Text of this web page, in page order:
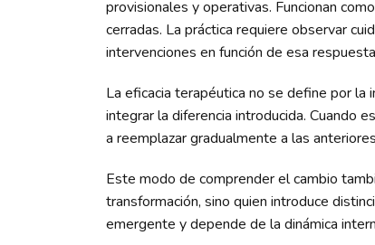
provisionales y operativas. Funcionan
cerradas. La práctica requiere observar
intervenciones en función de esa
La eficacia terapéutica no se define por la
integrar la diferencia introducida. Cuando
a reemplazar gradualmente a las
Este modo de comprender el cambio
transformación, sino quien introduce
emergente y depende de la dinámica